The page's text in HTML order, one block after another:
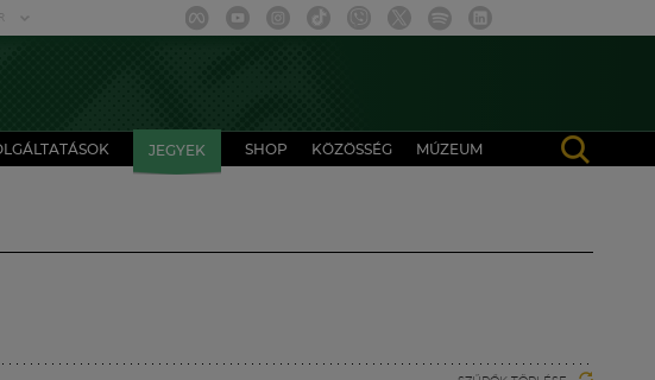
JEGYEK SHOP KÖZÖSSÉG MÚZEUM